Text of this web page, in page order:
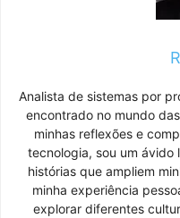
Analista de sistemas por
encontrado no mundo
minhas reflexões e
tecnologia, sou um ávido
histórias que ampliem
minha experiência
explorar diferentes